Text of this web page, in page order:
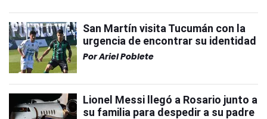
San Martín visita Tucumán con la
urgencia de encontrar su identidad
PorAriel Poblete
Lionel Messi llegó a Rosario junto a
su familia para despedir a su padre